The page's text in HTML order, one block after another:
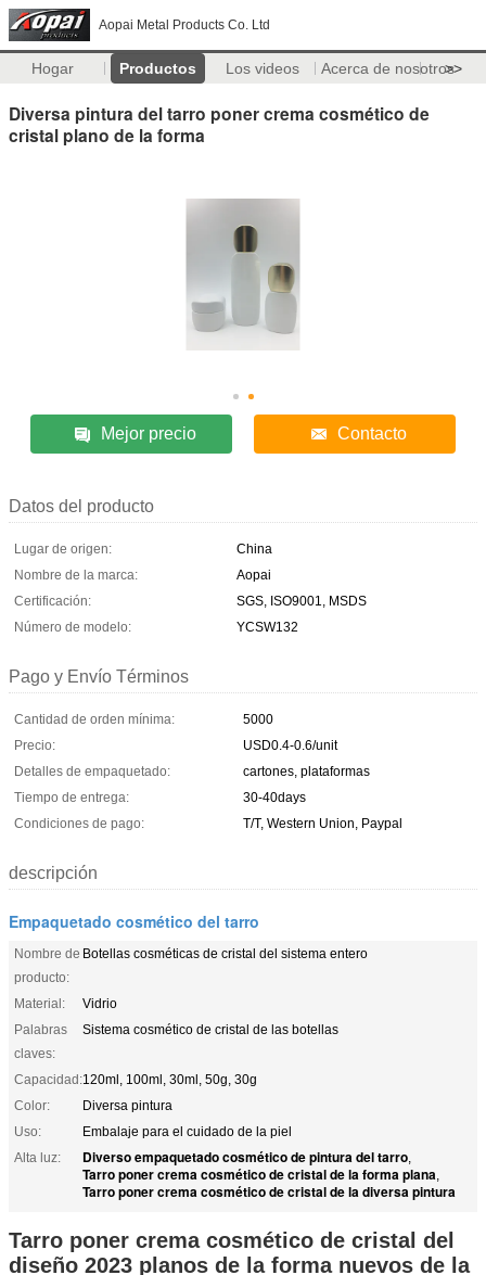
Aopai Metal Products Co. Ltd
Hogar Productos Los videos Acerca de nosotros>>
Diversa pintura del tarro poner crema cosmético de
cristal plano de la forma
Mejor precio Contacto
Datos del producto
Lugar de origen:
China
Nombre de la marca:
Aopai
Certificación:
SGS, ISO9001, MSDS
Número de modelo:
YCSW132
Pago y Envío Términos
Cantidad de orden mínima:
5000
Precio:
USD0.4-0.6/unit
Detalles de empaquetado:
cartones, plataformas
Tiempo de entrega:
30-40days
Condiciones de pago:
T/T, Western Union, Paypal
descripción
Empaquetado cosmético del tarro
Nombre de
producto:
Botellas cosméticas de cristal del sistema entero
Material:
Vidrio
Palabras
claves:
Sistema cosmético de cristal de las botellas
Capacidad:120ml, 100ml, 30ml, 50g, 30g
Color:
Diversa pintura
Uso:
Embalaje para el cuidado de la piel
Alta luz:
Diverso empaquetado cosmético de pintura del tarro,
Tarro poner crema cosmético de cristal de la forma plana,
Tarro poner crema cosmético de cristal de la diversa pintura
Tarro poner crema cosmético de cristal del
diseño 2023 planos de la forma nuevos de la